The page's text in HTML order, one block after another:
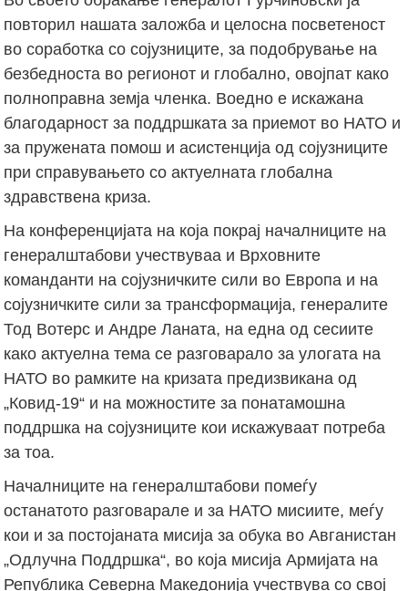
повторил нашата заложба и целосна посветеност
во соработка со сојузниците, за подобрување на
безбедноста во регионот и глобално, овојпат како
полноправна земја членка. Воедно е искажана
благодарност за поддршката за приемот во НАТО и
за пружената помош и асистенција од сојузниците
при справувањето со актуелната глобална
здравствена криза.
На конференцијата на која покрај началниците на
генералштабови учествуваа и Врховните
команданти на сојузничките сили во Европа и на
сојузничките сили за трансформација, генералите
Тод Вотерс и Андре Ланата, на една од сесиите
како актуелна тема се разговарало за улогата на
НАТО во рамките на кризата предизвикана од
„Ковид-19“ и на можностите за понатамошна
поддршка на сојузниците кои искажуваат потреба
за тоа.
Началниците на генералштабови помеѓу
останатото разговарале и за НАТО мисиите, меѓу
кои и за постојаната мисија за обука во Авганистан
„Одлучна Поддршка“, во која мисија Армијата на
Република Северна Македонија учествува со свој